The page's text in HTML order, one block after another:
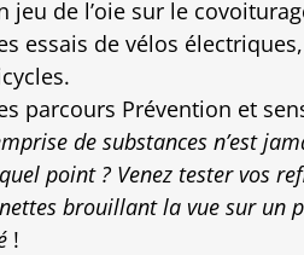
jeu de l’oie sur le
essais de vélos
parcours Prévention et
de substances n’est
point ? Venez tester vos
brouillant la vue sur un
!